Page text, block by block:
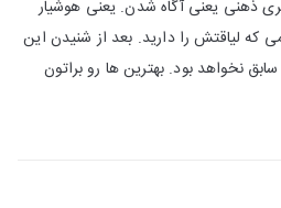
ذهنی یعنی آگاه شدن. یعنی هوشیار
لیاقتش را دارید. بعد از شنیدن این
نخواهد بود. بهترین ها رو براتون